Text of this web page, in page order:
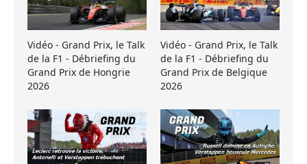
Vidéo - Grand Prix, le Talk
de la F1 - Débriefing du
Grand Prix de Hongrie
2026
Vidéo - Grand Prix, le Talk
de la F1 - Débriefing du
Grand Prix de Belgique
2026